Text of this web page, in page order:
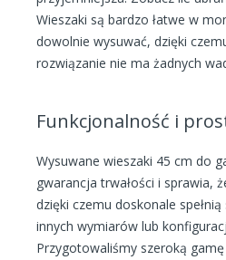
Wieszaki są bardzo łatwe w
dowolnie wysuwać, dzięki
rozwiązanie nie ma żadnych
Funkcjonalność i
Wysuwane wieszaki 45 cm do
gwarancja trwałości i sprawia,
dzięki czemu doskonale
innych wymiarów lub
Przygotowaliśmy szeroką